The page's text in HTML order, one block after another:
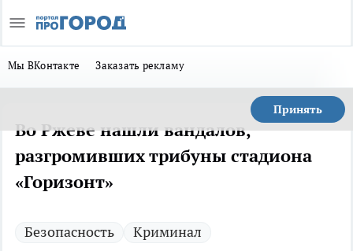
Мы ВКонтакте Заказать рекламу
Принять
Во Ржеве нашли вандалов,
разгромивших трибуны стадиона
«Горизонт»
Безопасность Криминал